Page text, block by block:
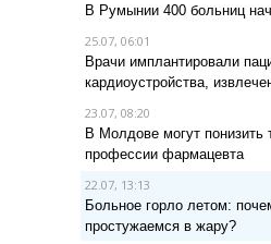
В Румынии 400 больниц
25.07, 06:01
Врачи имплантировали
кардиоустройства,
23.07, 08:20
В Молдове могут понизить
профессии фармацевта
22.07, 13:13
Больное горло летом:
простужаемся в жару?